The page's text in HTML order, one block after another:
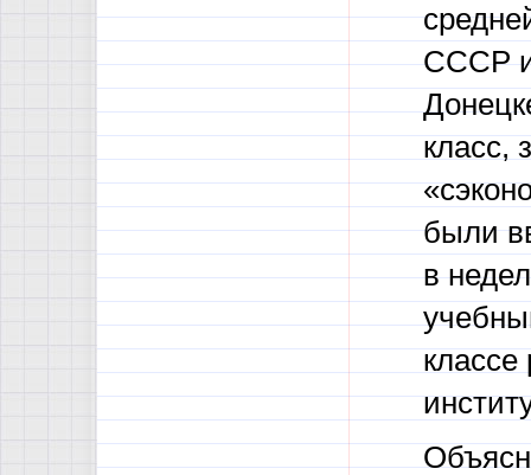
СССР и
класс,
были
в